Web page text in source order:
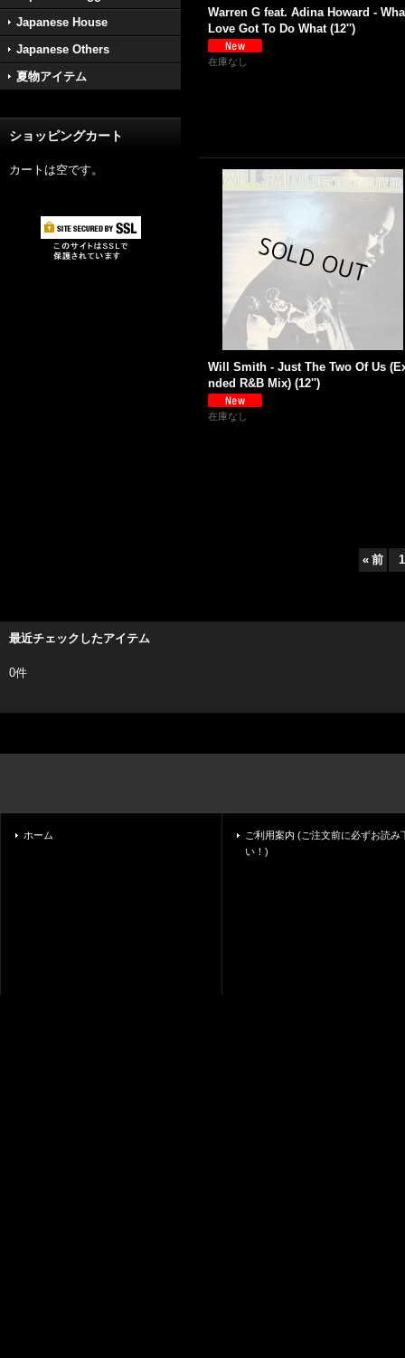
Japanese House
Japanese Others
夏物アイテム
ショッピングカート
カートは空です。
Warren G feat. Adina Howard -
Love Got To Do What (12'')
在庫なし
Will Smith - Just The Two Of Us
nded R&B Mix) (12'')
在庫なし
« 前 1
最近チェックしたアイテム
0件
ホーム
ご利用案内 (ご注文前に必ずお読み
い！)